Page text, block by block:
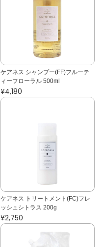
ケアネス シャンプー(FF)フルーテ
ィーフローラル 500ml
¥4,180
ケアネス トリートメント(FC)フレ
ッシュシトラス 200g
¥2,750